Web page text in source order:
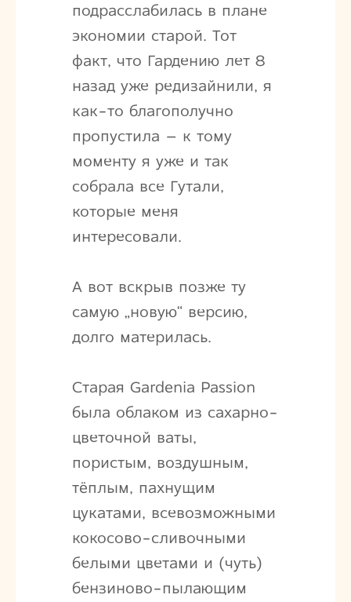
подрасслабилась в плане
экономии старой. Тот
факт, что Гардению лет 8
назад уже редизайнили, я
как-то благополучно
пропустила – к тому
моменту я уже и так
собрала все Гутали,
которые меня
интересовали.
А вот вскрыв позже ту
самую „новую“ версию,
долго материлась.
Старая Gardenia Passion
была облаком из сахарно-
цветочной ваты,
пористым, воздушным,
тёплым, пахнущим
цукатами, всевозможными
кокосово-сливочными
белыми цветами и (чуть)
бензиново-пылающим